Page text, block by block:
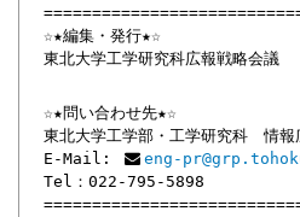
☆★編集・発行★☆
東北大学工学研究科広報戦略会議
☆★問い合わせ先★☆
東北大学工学部・工学研究科 情報
E-Mail:
eng-
Tel：022-795-5898